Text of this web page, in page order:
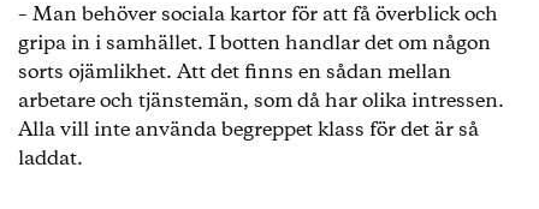
– Man behöver sociala kartor för att få överblick och
gripa in i samhället. I botten handlar det om någon
sorts ojämlikhet. Att det finns en sådan mellan
arbetare och tjänstemän, som då har olika intressen.
Alla vill inte använda begreppet klass för det är så
laddat.